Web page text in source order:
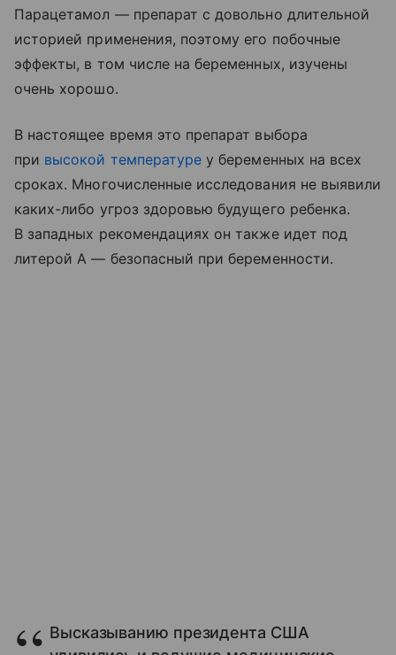
Парацетамол — препарат с довольно длительной
историей применения, поэтому его побочные
эффекты, в том числе на беременных, изучены
очень хорошо.
В настоящее время это препарат выбора
при высокой температуре у беременных на всех
сроках. Многочисленные исследования не выявили
каких-либо угроз здоровью будущего ребенка.
В западных рекомендациях он также идет под
литерой А — безопасный при беременности.
Высказыванию президента США